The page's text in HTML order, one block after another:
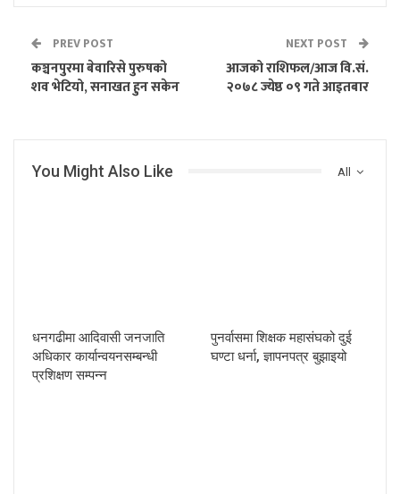
PREV POST
कञ्चनपुरमा बेवारिसे पुरुषको
शव भेटियो, सनाखत हुन सकेन
NEXT POST
आजको राशिफल/आज वि.सं.
२०७८ ज्येष्ठ ०९ गते आइतबार
All
You Might Also Like
धनगढीमा आदिवासी जनजाति
अधिकार कार्यान्वयनसम्बन्धी
प्रशिक्षण सम्पन्न
पुनर्वासमा शिक्षक महासंघको दुई
घण्टा धर्ना, ज्ञापनपत्र बुझाइयो